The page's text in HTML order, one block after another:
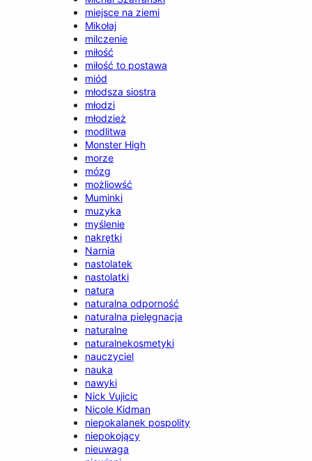
miejsce na ziemi
Mikołaj
milczenie
miłość
miłość to postawa
miód
młodsza siostra
młodzi
młodzież
modlitwa
Monster High
morze
mózg
możliowść
Muminki
muzyka
myślenie
nakrętki
Narnia
nastolatek
nastolatki
natura
naturalna odporność
naturalna pielęgnacja
naturalne
naturalnekosmetyki
nauczyciel
nauka
nawyki
Nick Vujicic
Nicole Kidman
niepokalanek pospolity
niepokojący
nieuwaga